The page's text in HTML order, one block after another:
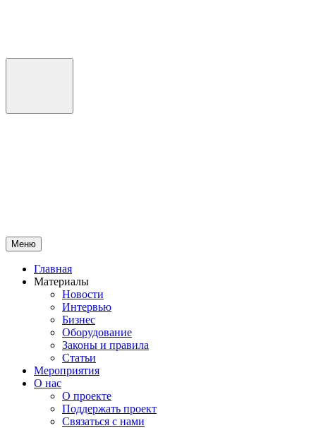
Меню
Главная
Материалы
Новости
Интервью
Бизнес
Оборудование
Законы и правила
Статьи
Мероприятия
О нас
О проекте
Поддержать проект
Связаться с нами